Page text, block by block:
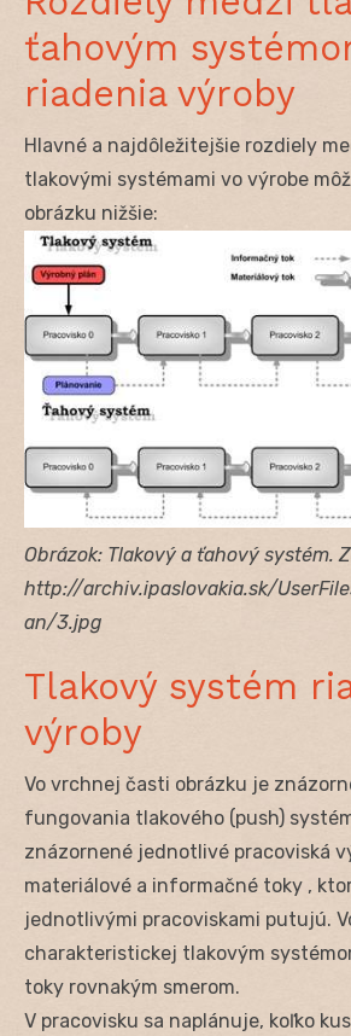
ťahovým
riadenia výroby
Hlavné a najdôležitejšie rozdiely
tlakovými systémami vo výrobe
obrázku nižšie:
Obrázok: Tlakový a ťahový systém.
http://archiv.ipaslovakia.sk/
an/3.jpg
Tlakový systém
výroby
Vo vrchnej časti obrázku je
fungovania tlakového (push)
znázornené jednotlivé pracoviská
materiálové a informačné toky ,
jednotlivými pracoviskami putujú.
charakteristickej tlakovým
toky rovnakým smerom.
V pracovisku sa naplánuje, koľko